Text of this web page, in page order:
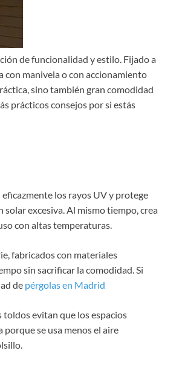
de funcionalidad y estilo. Fijado a
con manivela o con accionamiento
sino también gran comodidad
prácticos consejos por si estás
los rayos UV y protege
excesiva. Al mismo tiempo, crea
con altas temperaturas.
fabricados con materiales
sin sacrificar la comodidad. Si
de pérgolas en Madrid
evitan que los espacios
se usa menos el aire